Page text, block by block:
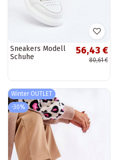
Sneakers Modell
Schuhe
56,43 €
80,61 €
Winter OUTLET
-30%